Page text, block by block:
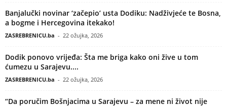
Banjalučki novinar ‘začepio’ usta Dodiku: Nadživjeće te Bosna,
a bogme i Hercegovina itekako!
ZASREBRENICU.ba - 22 ožujka, 2026
Dodik ponovo vrijeđa: Šta me briga kako oni žive u tom
ćumezu u Sarajevu....
ZASREBRENICU.ba - 22 ožujka, 2026
“Da poručim Bošnjacima u Sarajevu – za mene ni život nije